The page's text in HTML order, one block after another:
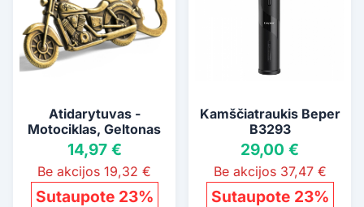
Atidarytuvas -
Motociklas, Geltonas
14,97 €
Be akcijos 19,32 €
Sutaupote 23%
Kamščiatraukis Beper
B3293
29,00 €
Be akcijos 37,47 €
Sutaupote 23%